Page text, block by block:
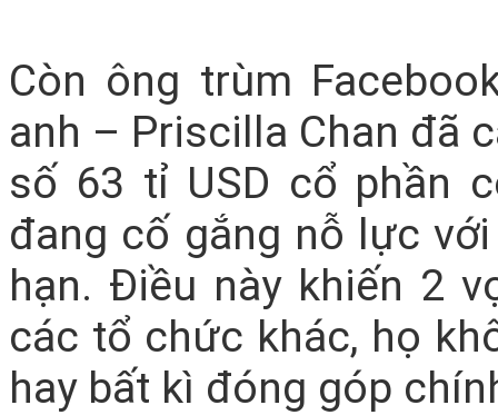
Còn ông trùm
anh – Priscilla Chan đã
số 63 tỉ USD cổ phần
đang cố gắng nỗ lực
hạn. Điều này khiến 2
các tổ chức khác, họ
hay bất kì đóng góp